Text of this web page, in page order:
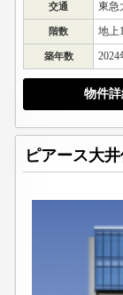
交通 東急
階数 地上
築年数 2024
物件詳
ピアース大